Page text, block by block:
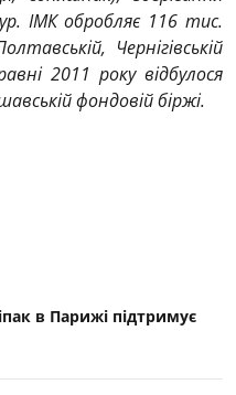
ІМК обробляє 116 тис.
Чернігівській
2011 року відбулося
фондовій біржі.
в Парижі підтримує